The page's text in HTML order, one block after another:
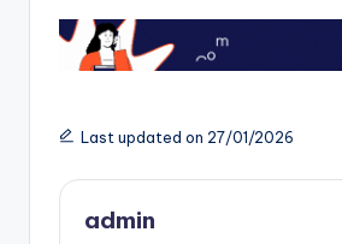
Last updated on 27/01/2026
admin